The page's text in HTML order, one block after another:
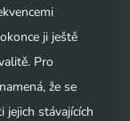
ji ještě
Pro
že se
stávajících